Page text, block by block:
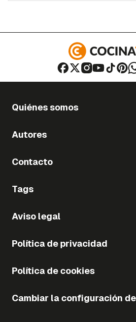
Quiénes somos
Autores
Contacto
Tags
Aviso legal
Política de privacidad
Política de cookies
Cambiar la configuración